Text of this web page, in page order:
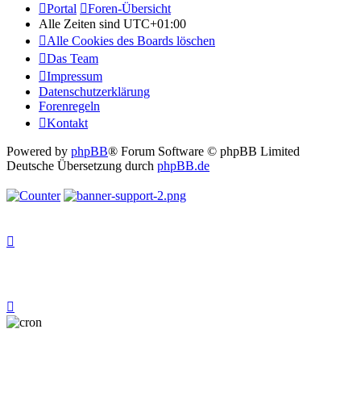
Portal
Foren-Übersicht
Alle Zeiten sind UTC+01:00
Alle Cookies des Boards löschen
Das Team
Impressum
Datenschutzerklärung
Forenregeln
Kontakt
Powered by phpBB® Forum Software © phpBB Limited
Deutsche Übersetzung durch phpBB.de